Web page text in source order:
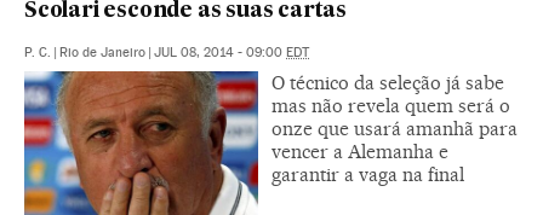
Scolari esconde as suas cartas
P. C. Rio de Janeiro JUL 08, 2014 - 09:00 EDT
O técnico da seleção já sabe
mas não revela quem será o
onze que usará amanhã para
vencer a Alemanha e
garantir a vaga na final